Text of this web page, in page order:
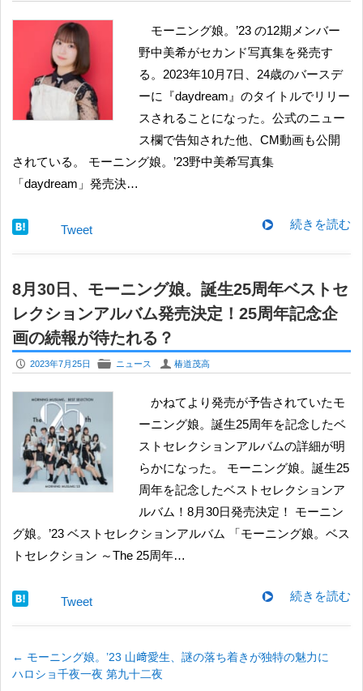
モーニング娘。’23 の12期メンバー
野中美希がセカンド写真集を発売す
る。2023年10月7日、24歳のバースデ
ーに『daydream』のタイトルでリリー
スされることになった。公式のニュー
ス欄で告知された他、CM動画も公開
されている。 モーニング娘。’23野中美希写真集
「daydream」発売決…
続きを読む
Tweet
8月30日、モーニング娘。誕生25周年ベストセ
レクションアルバム発売決定！25周年記念企
画の続報が待たれる？
P 2023年7月25日 F ニュース U 椿道茂高
かねてより発売が予告されていたモ
ーニング娘。誕生25周年を記念したベ
ストセレクションアルバムの詳細が明
らかになった。 モーニング娘。誕生25
周年を記念したベストセレクションア
ルバム！8月30日発売決定！ モーニン
グ娘。’23 ベストセレクションアルバム 「モーニング娘。ベス
トセレクション ～The 25周年…
続きを読む
Tweet
← モーニング娘。’23 山﨑愛生、謎の落ち着きが独特の魅力に
ハロショ千夜一夜 第九十二夜